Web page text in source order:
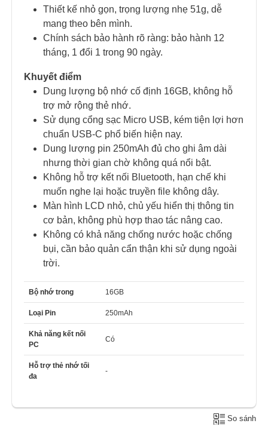
Thiết kế nhỏ gọn, trọng lượng nhẹ 51g, dễ
mang theo bên mình.
Chính sách bảo hành rõ ràng: bảo hành 12
tháng, 1 đổi 1 trong 90 ngày.
Khuyết điểm
Dung lượng bộ nhớ cố định 16GB, không hỗ
trợ mở rộng thẻ nhớ.
Sử dụng cổng sạc Micro USB, kém tiện lợi hơn
chuẩn USB-C phổ biến hiện nay.
Dung lượng pin 250mAh đủ cho ghi âm dài
nhưng thời gian chờ không quá nổi bật.
Không hỗ trợ kết nối Bluetooth, hạn chế khi
muốn nghe lại hoặc truyền file không dây.
Màn hình LCD nhỏ, chủ yếu hiển thị thông tin
cơ bản, không phù hợp thao tác nâng cao.
Không có khả năng chống nước hoặc chống
bụi, cần bảo quản cẩn thận khi sử dụng ngoài
trời.
Bộ nhớ trong 16GB
Loại Pin 250mAh
Khả năng kết nối
PC
Có
Hỗ trợ thẻ nhớ tối
đa
-
So sánh